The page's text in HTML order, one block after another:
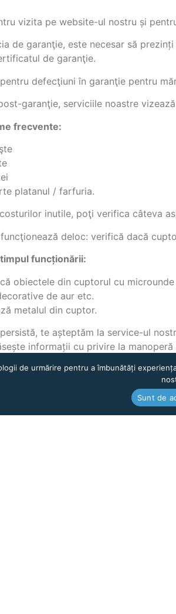
vizita pe website-ul nostru și
de garanţie, este necesar să
de garanţie.
defecţiuni în garanţie pentru
garanţie, serviciile noastre
frecvente:
platanul / farfuria.
inutile, poţi verifica câteva
deloc: verifică dacă
funcționării:
obiectele din cuptorul cu
de aur etc.
metalul din cuptor.
te așteptăm la service-ul
informații cu privire la
doar cu acorul tău prealabil,
te rugăm să prezinți
de urmărire pentru a îmbunătăți
Sunt de